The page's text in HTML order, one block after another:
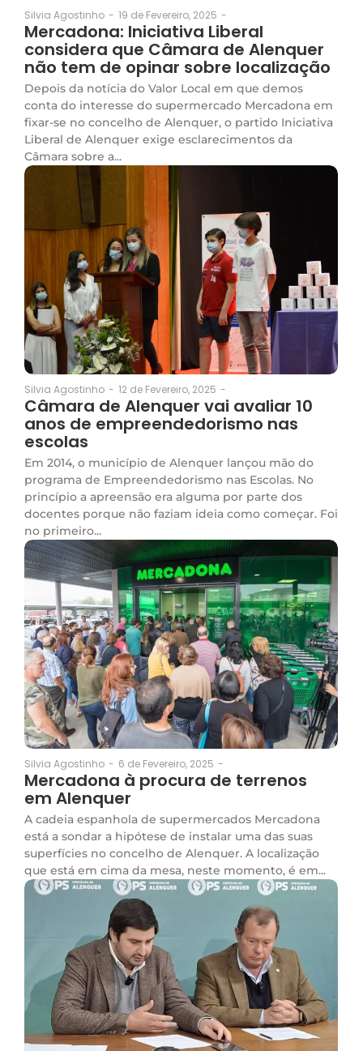
Silvia Agostinho - 19 de Fevereiro, 2025 -
Mercadona: Iniciativa Liberal
considera que Câmara de Alenquer
não tem de opinar sobre localização
Depois da notícia do Valor Local em que demos
conta do interesse do supermercado Mercadona em
fixar-se no concelho de Alenquer, o partido Iniciativa
Liberal de Alenquer exige esclarecimentos da
Câmara sobre a...
Silvia Agostinho - 12 de Fevereiro, 2025 -
Câmara de Alenquer vai avaliar 10
anos de empreendedorismo nas
escolas
Em 2014, o município de Alenquer lançou mão do
programa de Empreendedorismo nas Escolas. No
princípio a apreensão era alguma por parte dos
docentes porque não faziam ideia como começar. Foi
no primeiro...
Silvia Agostinho - 6 de Fevereiro, 2025 -
Mercadona à procura de terrenos
em Alenquer
A cadeia espanhola de supermercados Mercadona
está a sondar a hipótese de instalar uma das suas
superfícies no concelho de Alenquer. A localização
que está em cima da mesa, neste momento, é em...